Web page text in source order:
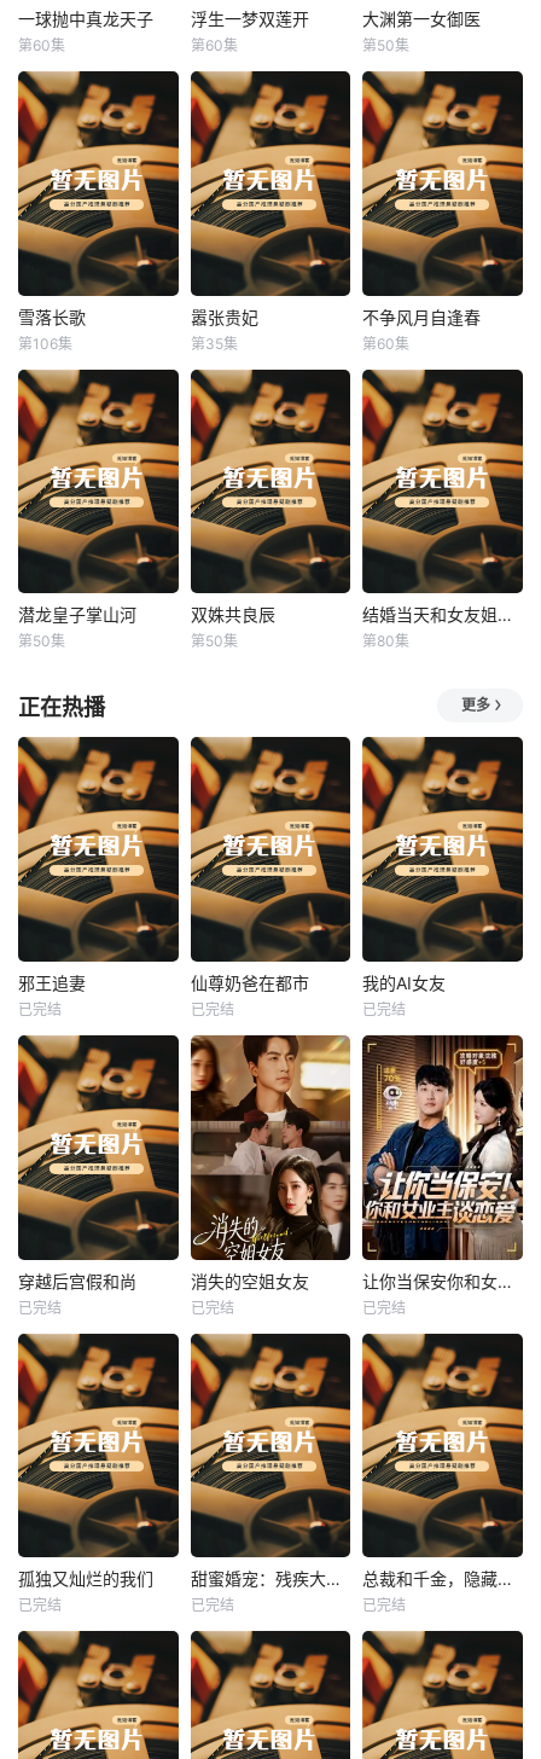
一球抛中真龙天子
一球抛中真龙天子
第60集
浮生一梦双莲开
浮生一梦双莲开
第60集
大渊第一女御医
大渊第一女御医
第50集
雪落长歌
雪落长歌
第106集
嚣张贵妃
嚣张贵妃
第35集
不争风月自逢春
不争风月自逢春
第60集
潜龙皇子掌山河
潜龙皇子掌山河
第50集
双姝共良辰
双姝共良辰
第50集
结婚当天和女友姐姐一起穿越了 结婚当天和女友姐姐一起穿越了
第80集
正在热播 更多
热播
邪王追妻
未知
邪王追妻
已完结
热播
未知
仙尊奶爸在都市
已完结
热播
我的AI女友
未知
我的AI女友
已完结
热播
未知
穿越后宫假和尚
已完结
热播
未知
消失的空姐女友
已完结
热播
未知
让你当保安你和女业主谈恋爱
已完结
热播
未知
孤独又灿烂的我们
已完结
热播
未知
甜蜜婚宠：残疾大佬夜夜撩
已完结
热播
未知
总裁和千金，隐藏身份闪婚了
已完结